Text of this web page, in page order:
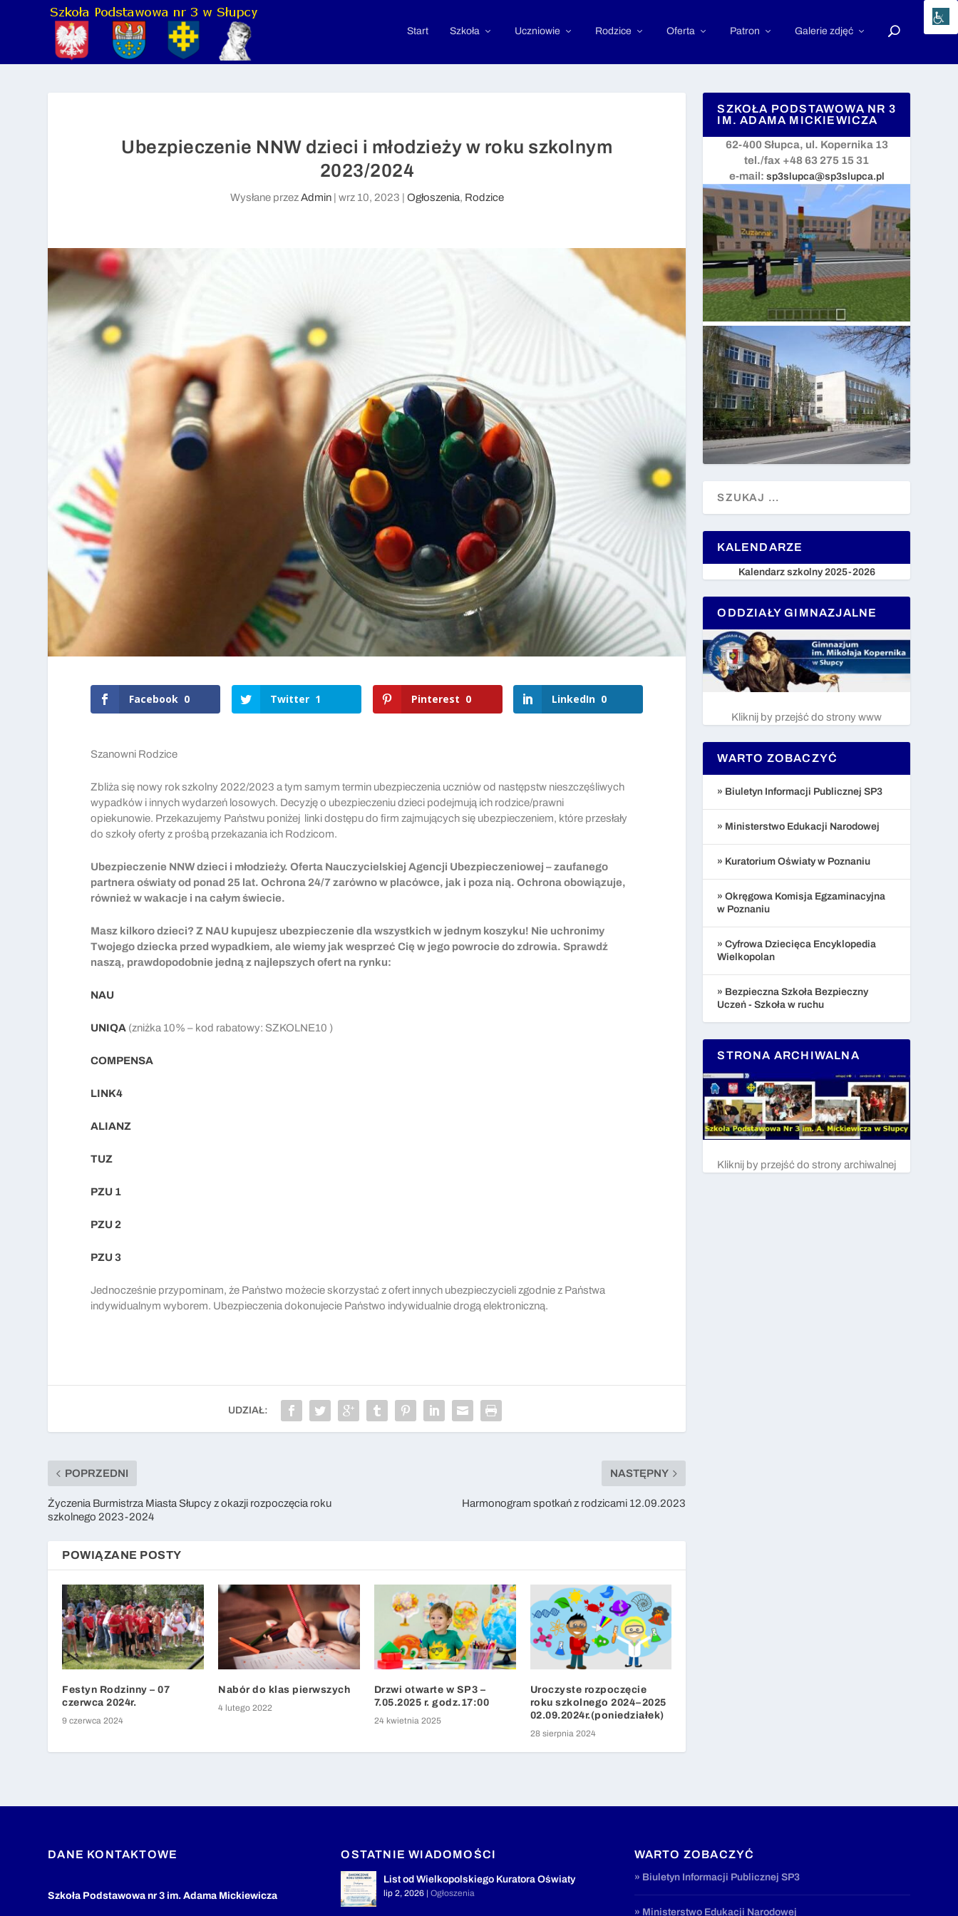
Start Szkoła Uczniowie Rodzice Oferta Patron Galerie zdjęć
Ubezpieczenie NNW dzieci i młodzieży w roku szkolnym
2023/2024
Wysłane przezAdmin| wrz 10, 2023 Ogłoszenia, Rodzice
Facebook 0 Twitter 1 Pinterest 0 LinkedIn 0
Szanowni Rodzice
Zbliża się nowy rok szkolny 2022/2023 a tym samym termin ubezpieczenia uczniów od następstw nieszczęśliwych
wypadków i innych wydarzeń losowych. Decyzję o ubezpieczeniu dzieci podejmują ich rodzice/prawni
opiekunowie. Przekazujemy Państwu poniżej linki dostępu do firm zajmujących się ubezpieczeniem, które przesłały
do szkoły oferty z prośbą przekazania ich Rodzicom.
Ubezpieczenie NNW dzieci i młodzieży. Oferta Nauczycielskiej Agencji Ubezpieczeniowej – zaufanego
partnera oświaty od ponad 25 lat.Ochrona 24/7 zarówno w placówce, jak i poza nią. Ochrona obowiązuje,
również w wakacje i na całym świecie.
Masz kilkoro dzieci? Z NAU kupujesz ubezpieczenie dla wszystkich w jednym koszyku! Nie uchronimy
Twojego dziecka przed wypadkiem, ale wiemy jak wesprzeć Cię w jego powrocie do zdrowia. Sprawdź
naszą, prawdopodobnie jedną z najlepszych ofert na rynku:
NAU
UNIQA (zniżka 10% – kod rabatowy: SZKOLNE10 )
COMPENSA
LINK4
ALIANZ
TUZ
PZU 1
PZU 2
PZU 3
Jednocześnie przypominam, że Państwo możecie skorzystać z ofert innych ubezpieczycieli zgodnie z Państwa
indywidualnym wyborem. Ubezpieczenia dokonujecie Państwo indywidualnie drogą elektroniczną.
UDZIAŁ:
POPRZEDNI
Życzenia Burmistrza Miasta Słupcy z okazji rozpoczęcia roku
szkolnego 2023-2024
NASTĘPNY
Harmonogram spotkań z rodzicami 12.09.2023
POWIĄZANE POSTY
Festyn Rodzinny – 07
czerwca 2024r.
9 czerwca 2024
Nabór do klas pierwszych
4 lutego 2022
Drzwi otwarte w SP3 –
7.05.2025 r. godz.17:00
24 kwietnia 2025
Uroczyste rozpoczęcie
roku szkolnego 2024–2025
02.09.2024r.(poniedziałek)
28 sierpnia 2024
SZKOŁA PODSTAWOWA NR 3
IM. ADAMA MICKIEWICZA
62-400 Słupca, ul. Kopernika 13
tel./fax +48 63 275 15 31
e-mail: sp3slupca@sp3slupca.pl
KALENDARZE
Kalendarz szkolny 2025-2026
ODDZIAŁY GIMNAZJALNE
Kliknij by przejść do strony www
WARTO ZOBACZYĆ
» Biuletyn Informacji Publicznej SP3
» Ministerstwo Edukacji Narodowej
» Kuratorium Oświaty w Poznaniu
» Okręgowa Komisja Egzaminacyjna
w Poznaniu
» Cyfrowa Dziecięca Encyklopedia
Wielkopolan
» Bezpieczna Szkoła Bezpieczny
Uczeń - Szkoła w ruchu
STRONA ARCHIWALNA
Kliknij by przejść do strony archiwalnej
DANE KONTAKTOWE
Szkoła Podstawowa nr 3 im. Adama Mickiewicza
OSTATNIE WIADOMOŚCI
List od Wielkopolskiego Kuratora Oświaty
lip 2, 2026 |Ogłoszenia
WARTO ZOBACZYĆ
» Biuletyn Informacji Publicznej SP3
» Ministerstwo Edukacji Narodowej